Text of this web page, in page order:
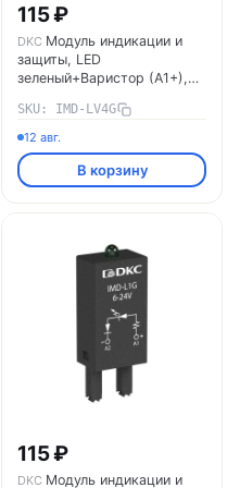
115 ₽
DKC Модуль индикации и
защиты, LED
зеленый+Варистор (A1+),
SKU: IMD-LV4G
12 авг.
В корзину
115 ₽
DKC Модуль индикации и